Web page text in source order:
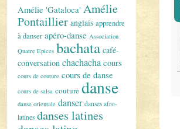
Amélie 'Gataloca' Amélie
Pontaillier anglais apprendre
à danser apéro-danse Association
Quatre Epices bachata café-
conversation chachacha cours
cours de couture cours de danse
cours de salsa couture danse
danse orientale danser danses afro-
latines danses latines